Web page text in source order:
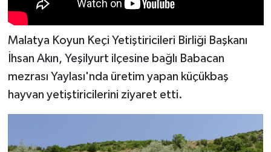
Malatya Koyun Keçi Yetiştiricileri Birliği Başkanı
İhsan Akın, Yeşilyurt ilçesine bağlı Babacan
mezrası Yaylası'nda üretim yapan küçükbaş
hayvan yetiştiricilerini ziyaret etti.